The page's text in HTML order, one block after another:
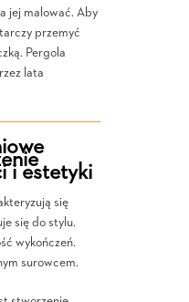
jej malować. Aby
przemyć
Pergola
lata
i estetyki
się
się do stylu.
wykończeń.
surowcem.